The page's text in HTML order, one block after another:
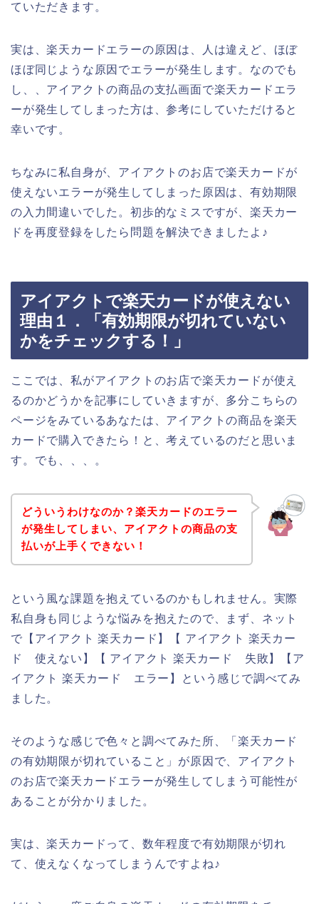
ていただきます。
実は、楽天カードエラーの原因は、人は違えど、ほぼ
ほぼ同じような原因でエラーが発生します。なのでも
し、、アイアクトの商品の支払画面で楽天カードエラ
ーが発生してしまった方は、参考にしていただけると
幸いです。
ちなみに私自身が、アイアクトのお店で楽天カードが
使えないエラーが発生してしまった原因は、有効期限
の入力間違いでした。初歩的なミスですが、楽天カー
ドを再度登録をしたら問題を解決できましたよ♪
アイアクトで楽天カードが使えない
理由１．「有効期限が切れていない
かをチェックする！」
ここでは、私がアイアクトのお店で楽天カードが使え
るのかどうかを記事にしていきますが、多分こちらの
ページをみているあなたは、アイアクトの商品を楽天
カードで購入できたら！と、考えているのだと思いま
す。でも、、、。
どういうわけなのか？楽天カードのエラー
が発生してしまい、アイアクトの商品の支
払いが上手くできない！
という風な課題を抱えているのかもしれません。実際
私自身も同じような悩みを抱えたので、まず、ネット
で【アイアクト 楽天カード】【 アイアクト 楽天カー
ド 使えない】【 アイアクト 楽天カード 失敗】【ア
イアクト 楽天カード エラー】という感じで調べてみ
ました。
そのような感じで色々と調べてみた所、「楽天カード
の有効期限が切れていること」が原因で、アイアクト
のお店で楽天カードエラーが発生してしまう可能性が
あることが分かりました。
実は、楽天カードって、数年程度で有効期限が切れ
て、使えなくなってしまうんですよね♪